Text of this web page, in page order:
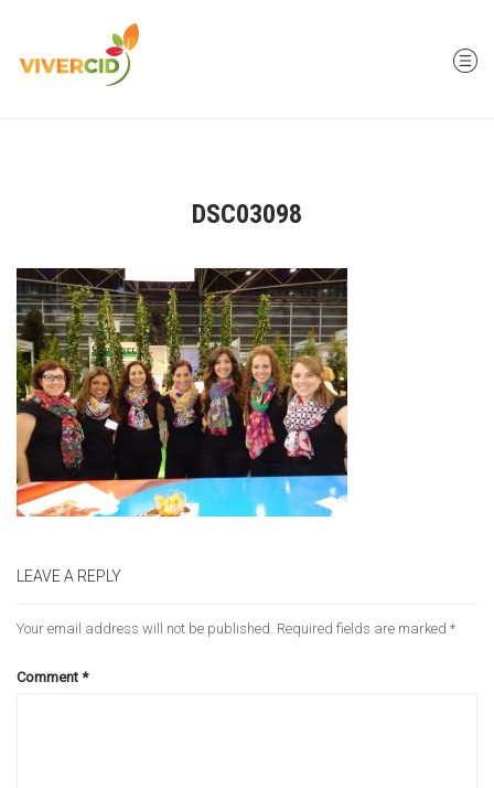
DSC03098
LEAVE A REPLY
Your email address will not be published. Required fields are marked *
Comment *